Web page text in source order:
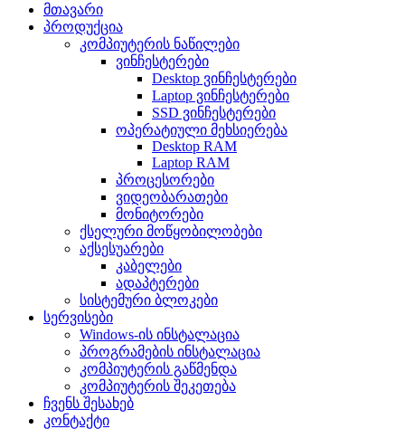
მთავარი
პროდუქცია
კომპიუტერის ნაწილები
ვინჩესტერები
Desktop ვინჩესტერები
Laptop ვინჩესტერები
SSD ვინჩესტერები
ოპერატიული მეხსიერება
Desktop RAM
Laptop RAM
პროცესორები
ვიდეობარათები
მონიტორები
ქსელური მოწყობილობები
აქსესუარები
კაბელები
ადაპტერები
სისტემური ბლოკები
სერვისები
Windows-ის ინსტალაცია
პროგრამების ინსტალაცია
კომპიუტერის გაწმენდა
კომპიუტერის შეკეთება
ჩვენს შესახებ
კონტაქტი